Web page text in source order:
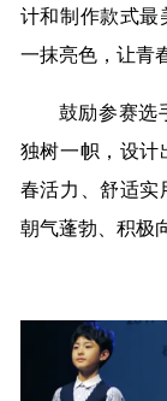
计和制作款式最
一抹亮色，让青
鼓励参赛选
独树一帜，设计
春活力、舒适实
朝气蓬勃、积极